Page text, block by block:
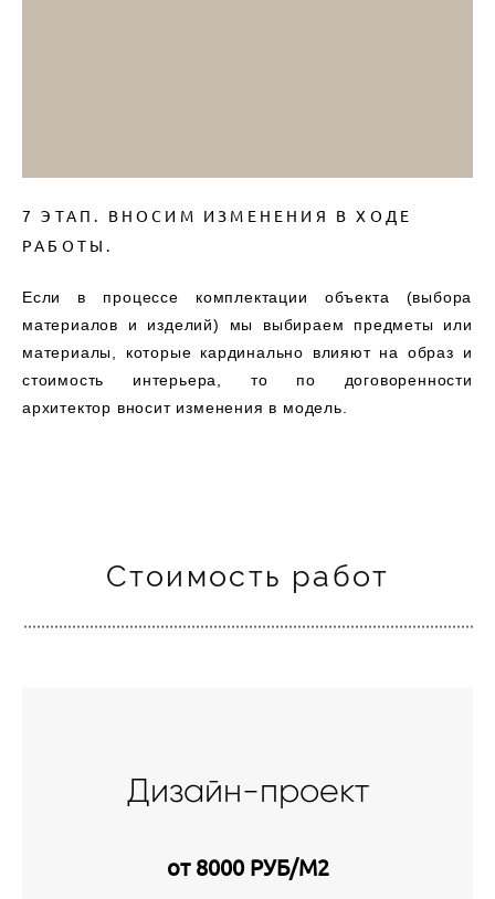
7 ЭТАП. ВНОСИМ ИЗМЕНЕНИЯ В ХОДЕ
РАБОТЫ.
Если в процессе комплектации объекта (выбора
материалов и изделий) мы выбираем предметы или
материалы, которые кардинально влияют на образ и
стоимость интерьера, то по договоренности
архитектор вносит изменения в модель.
Стоимость работ
Дизайн-проект
от 8000 РУБ/М2